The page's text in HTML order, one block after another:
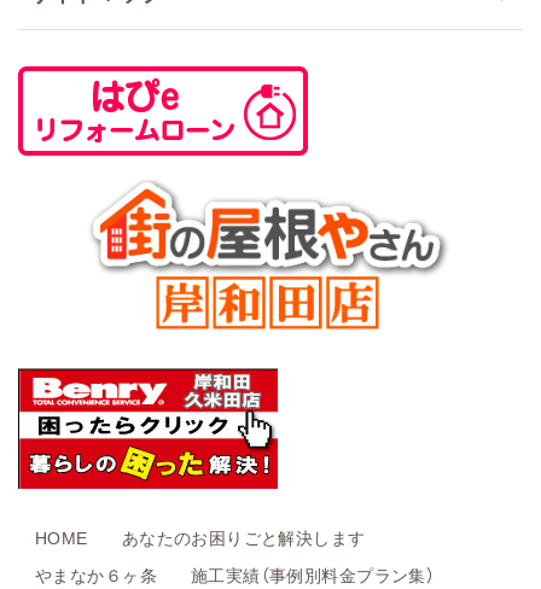
HOME
あなたのお困りごと解決します
やまなか６ヶ条
施工実績（事例別料金プラン集）